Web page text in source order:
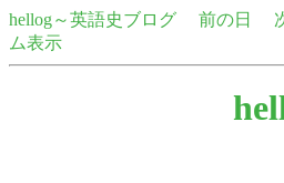
hellog～英語史ブログ 前の日
ム表示